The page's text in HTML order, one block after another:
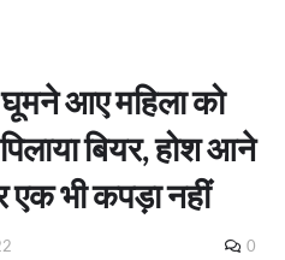
आए महिला को
बियर, होश आने
एक भी कपड़ा नहीं
0